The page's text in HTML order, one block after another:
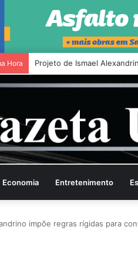
Hora Caiado critica governo
Economia Entretenimento
impõe regras rígidas para